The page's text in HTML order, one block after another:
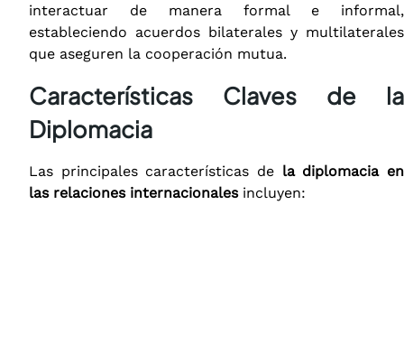
interactuar de manera formal e informal,
estableciendo acuerdos bilaterales y multilaterales
que aseguren la cooperación mutua.
Características Claves de la
Diplomacia
Las principales características de la diplomacia en
las relaciones internacionalesincluyen: